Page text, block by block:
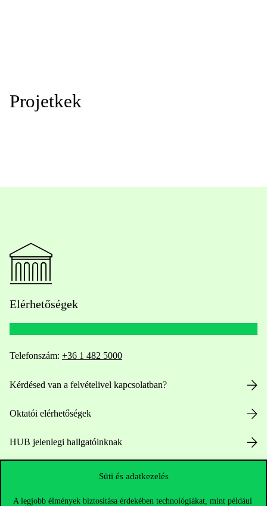
Süti és adatkezelés
A legjobb élmények biztosítása érdekében technológiákat, mint például
Projetkek
Elérhetőségek
Telefonszám: +36 1 482 5000
Kérdésed van a felvételivel kapcsolatban?
Oktatói elérhetőségek
HUB jelenlegi hallgatóinknak
press@uni-corvinus.hu